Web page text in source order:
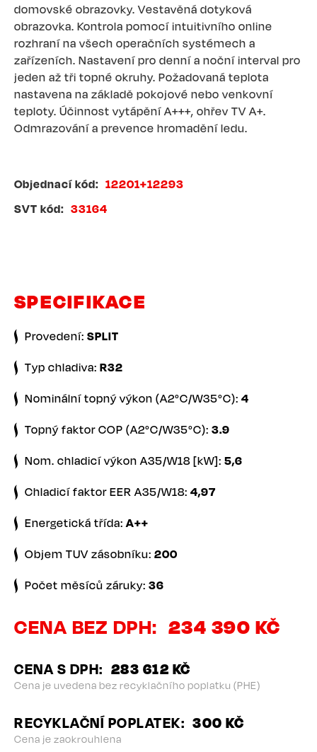
domovské obrazovky. Vestavěná dotyková
obrazovka. Kontrola pomocí intuitivního online
rozhraní na všech operačních systémech a
zařízeních. Nastavení pro denní a noční interval pro
jeden až tři topné okruhy. Požadovaná teplota
nastavena na základě pokojové nebo venkovní
teploty. Účinnost vytápění A+++, ohřev TV A+.
Odmrazování a prevence hromadění ledu.
Objednací kód
12201+12293
SVT kód
33164
SPECIFIKACE
Provedení: SPLIT
Typ chladiva: R32
Nominální topný výkon (A2°C/W35°C): 4
Topný faktor COP (A2°C/W35°C): 3.9
Nom. chladicí výkon A35/W18 [kW]: 5,6
Chladicí faktor EER A35/W18: 4,97
Energetická třída:A++
Objem TUV zásobníku: 200
Počet měsíců záruky: 36
CENA BEZ DPH 234 390 KČ
CENA S DPH 283 612 KČ
Cena je uvedena bez recyklačního poplatku (PHE)
RECYKLAČNÍ POPLATEK 300 KČ
Cena je zaokrouhlena